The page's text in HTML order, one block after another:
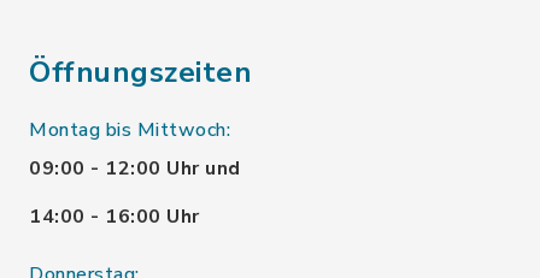
Öffnungszeiten
Montag bis Mittwoch:
09:00 - 12:00 Uhr und
14:00 - 16:00 Uhr